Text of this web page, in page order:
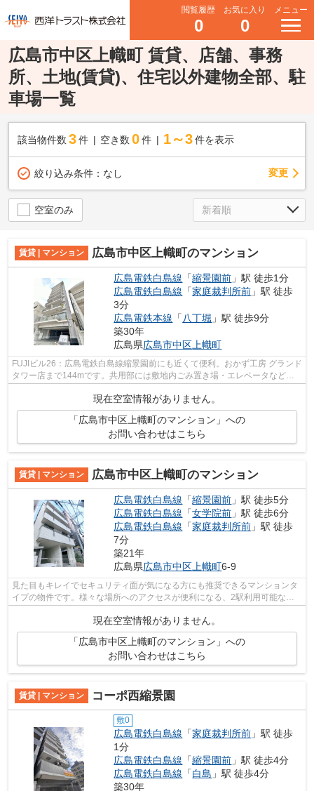
閲覧履歴
0
お気に入り
0
メニュー
広島市中区上幟町 賃貸、店舗、事務
所、土地(賃貸)、住宅以外建物全部、駐
車場一覧
該当物件数 3件 空き数 0 件 1～3 件を表示
絞り込み条件： なし 変更
空室のみ
賃貸 | マンション 広島市中区上幟町のマンション
広島電鉄白島線 「縮景園前 」駅 徒歩1分
広島電鉄白島線 「家庭裁判所前 」駅 徒歩
3分
広島電鉄本線 「 八丁堀 」駅 徒歩9分
築30年
広島県広島市中区 上幟町
FUJIビル26：広島電鉄白島線縮景園前にも近くて便利。おかず工房 グランド
タワー店まで144mです。共用部には敷地内ごみ置き場・エレベータなど
現在空室情報がありません。
「広島市中区上幟町のマンション」への
お問い合わせはこちら
賃貸 | マンション 広島市中区上幟町のマンション
広島電鉄白島線 「縮景園前 」駅 徒歩5分
広島電鉄白島線 「女学院前 」駅 徒歩6分
広島電鉄白島線 「家庭裁判所前 」駅 徒歩
7分
築21年
広島県広島市中区 上幟町6-9
見た目もキレイでセキュリティ面が気になる方にも推奨できるマンションタ
イプの物件です。様々な場所へのアクセスが便利になる、2駅利用可能な物
件です。敷地内ごみ置き場は、忙しいあ...
現在空室情報がありません。
「広島市中区上幟町のマンション」への
お問い合わせはこちら
賃貸 | マンション コーポ西縮景園
敷0
広島電鉄白島線 「家庭裁判所前 」駅 徒歩
1分
広島電鉄白島線 「縮景園前 」駅 徒歩4分
広島電鉄白島線 「白島 」駅 徒歩4分
築30年